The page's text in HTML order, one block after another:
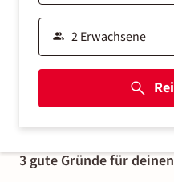
3 gute Gründe für